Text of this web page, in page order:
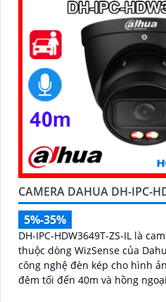
văn phòng
CAMERA DAHUA DH-IPC-
5%-35%
DH-IPC-HDW3649T-ZS-IL là
thuộc dòng WizSense của
công nghệ đèn kép cho hình
đêm tối đến 40m và hồng ngoại xa 50m.